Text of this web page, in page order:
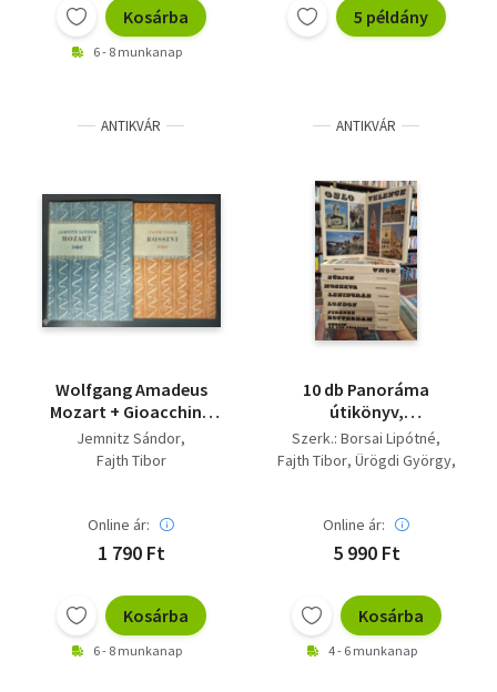
Kosárba
6 - 8 munkanap
5 példány
ANTIKVÁR
Wolfgang Amadeus
Mozart + Gioacchino
Rossini (Kis Zenei
Könyvtár 2 kötet) -
Jemnitz Sándor
Fajth Tibor
Online ár:
1 790 Ft
Kosárba
6 - 8 munkanap
ANTIKVÁR
10 db Panoráma
útikönyv,
KÖNYVMENTŐ
AJÁNLAT: Oslo,
Leningrad, London,
Rotterdam, Berlin az
NDK fővárosa
Szerk.: Borsai Lipótné
Fajth Tibor Ürögdi György
Csathó István
Ember Mária
Lindner László
Online ár:
5 990 Ft
Kosárba
4 - 6 munkanap